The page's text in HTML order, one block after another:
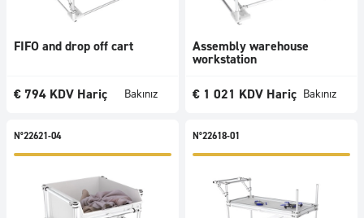
FIFO and drop off cart
€ 794 KDV Hariç Bakınız
Assembly warehouse
workstation
€ 1 021 KDV Hariç Bakınız
N°22621-04 N°22618-01